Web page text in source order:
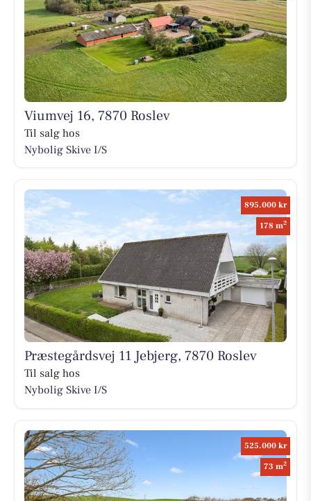
Viumvej 16, 7870 Roslev
Til salg hos
Nybolig Skive I/S
895.000 kr
178 m2
Præstegårdsvej 11 Jebjerg, 7870 Roslev
Til salg hos
Nybolig Skive I/S
525.000 kr
73 m2